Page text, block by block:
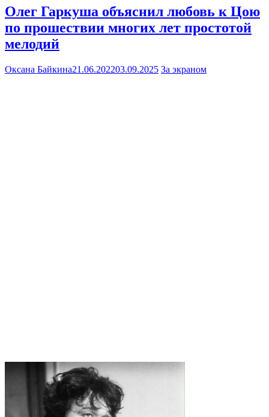
Олег Гаркуша объяснил любовь к Цою
по прошествии многих лет простотой
мелодий
Оксана Байкина21.06.202203.09.2025 За экраном